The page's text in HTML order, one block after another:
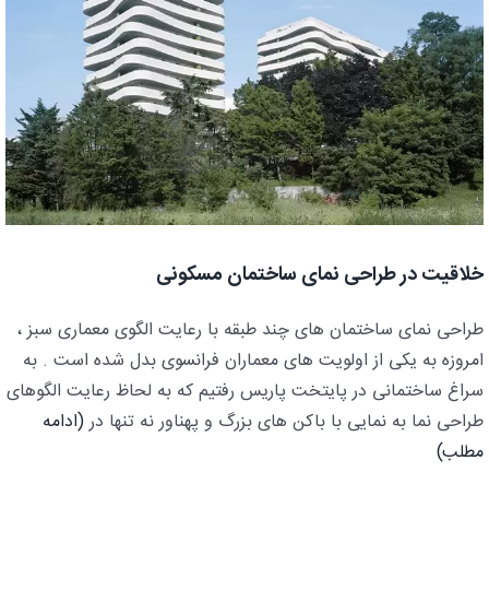
خلاقیت در طراحی نمای ساختمان مسکونی
طراحی نمای ساختمان های چند طبقه با رعایت الگوی معماری سبز ،
امروزه به یکی از اولویت های معماران فرانسوی بدل شده است . به
سراغ ساختمانی در پایتخت پاریس رفتیم که به لحاظ رعایت الگوهای
طراحی نما به نمایی با باکن های بزرگ و پهناور نه تنها در(ادامه
مطلب)